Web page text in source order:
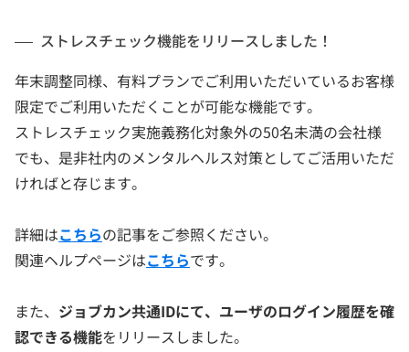
ストレスチェック機能をリリースしました！
年末調整同様、有料プランでご利用いただいているお客様
限定でご利用いただくことが可能な機能です。
ストレスチェック実施義務化対象外の50名未満の会社様
でも、是非社内のメンタルヘルス対策としてご活用いただ
ければと存じます。
詳細はこちらの記事をご参照ください。
関連ヘルプページはこちらです。
また、 ジョブカン共通IDにて、ユーザのログイン履歴を確
認できる機能をリリースしました。